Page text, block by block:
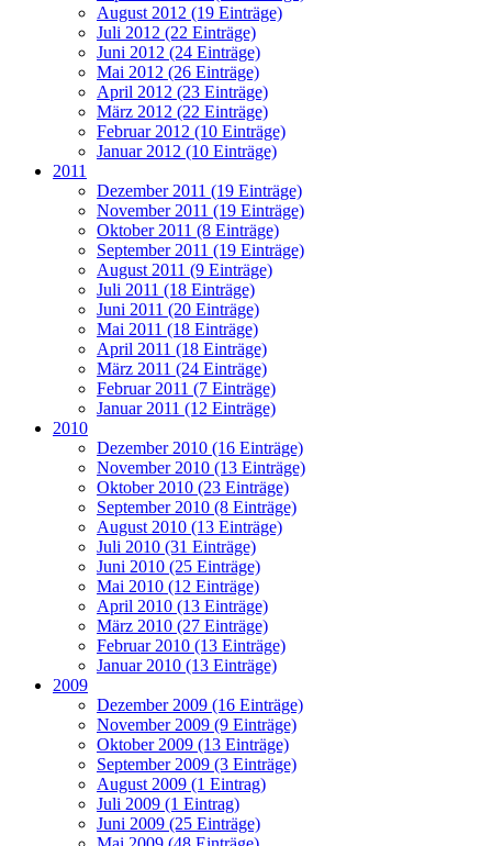
August 2012 (19 Einträge)
Juli 2012 (22 Einträge)
Juni 2012 (24 Einträge)
Mai 2012 (26 Einträge)
April 2012 (23 Einträge)
März 2012 (22 Einträge)
Februar 2012 (10 Einträge)
Januar 2012 (10 Einträge)
2011
Dezember 2011 (19 Einträge)
November 2011 (19 Einträge)
Oktober 2011 (8 Einträge)
September 2011 (19 Einträge)
August 2011 (9 Einträge)
Juli 2011 (18 Einträge)
Juni 2011 (20 Einträge)
Mai 2011 (18 Einträge)
April 2011 (18 Einträge)
März 2011 (24 Einträge)
Februar 2011 (7 Einträge)
Januar 2011 (12 Einträge)
2010
Dezember 2010 (16 Einträge)
November 2010 (13 Einträge)
Oktober 2010 (23 Einträge)
September 2010 (8 Einträge)
August 2010 (13 Einträge)
Juli 2010 (31 Einträge)
Juni 2010 (25 Einträge)
Mai 2010 (12 Einträge)
April 2010 (13 Einträge)
März 2010 (27 Einträge)
Februar 2010 (13 Einträge)
Januar 2010 (13 Einträge)
2009
Dezember 2009 (16 Einträge)
November 2009 (9 Einträge)
Oktober 2009 (13 Einträge)
September 2009 (3 Einträge)
August 2009 (1 Eintrag)
Juli 2009 (1 Eintrag)
Juni 2009 (25 Einträge)